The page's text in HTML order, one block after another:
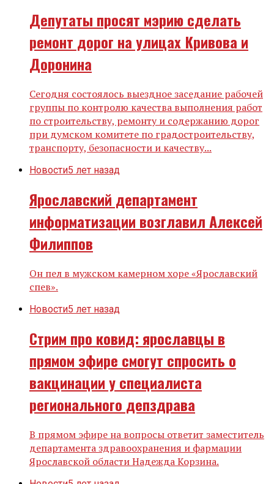
Депутаты просят мэрию сделать
ремонт дорог на улицах Кривова и
Доронина
Сегодня состоялось выездное заседание рабочей
группы по контролю качества выполнения работ
по строительству, ремонту и содержанию дорог
при думском комитете по градостроительству,
транспорту, безопасности и качеству...
Новости5 лет назад
Ярославский департамент
информатизации возглавил Алексей
Филиппов
Он пел в мужском камерном хоре «Ярославский
спев».
Новости5 лет назад
Стрим про ковид: ярославцы в
прямом эфире смогут спросить о
вакцинации у специалиста
регионального депздрава
В прямом эфире на вопросы ответит заместитель
департамента здравоохранения и фармации
Ярославской области Надежда Корзина.